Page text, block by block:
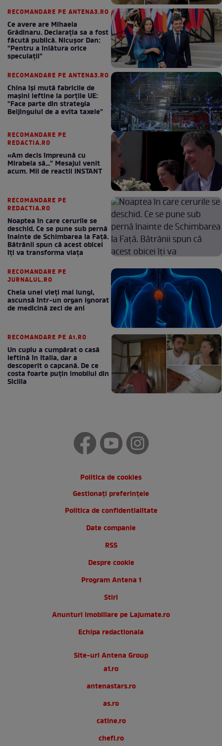
RECOMANDARE PE ANTENA3.RO
Ce avere are Mihaela
Grădinaru. Declarația sa a fost
făcută publică. Nicușor Dan:
"Pentru a înlătura orice
speculații"
RECOMANDARE PE ANTENA3.RO
China își mută fabricile de
mașini ieftine la porțile UE:
"Face parte din strategia
Beijingului de a evita taxele"
RECOMANDARE PE
REDACTIA.RO
«Am decis împreună cu
Mirabela să..." Mesajul venit
acum. Mii de reactii INSTANT
RECOMANDARE PE
REDACTIA.RO
Noaptea în care cerurile se
deschid. Ce se pune sub pernă
înainte de Schimbarea la Față.
Bătrânii spun că acest obicei
îți va transforma viața
RECOMANDARE PE
JURNALUL.RO
Cheia unei vieți mai lungi,
ascunsă într-un organ ignorat
de medicină zeci de ani
RECOMANDARE PE A1.RO
Un cuplu a cumpărat o casă
ieftină în Italia, dar a
descoperit o capcană. De ce
costa foarte puțin imobilul din
Sicilia
Politica de cookies
Gestionați preferințele
Politica de confidentialitate
Date companie
RSS
Despre cookie
Program Antena 1
Stiri
Anunturi imobiliare pe Lajumate.ro
Echipa redactionala
Site-uri Antena Group
a1.ro
antenastars.ro
as.ro
catine.ro
chefi.ro